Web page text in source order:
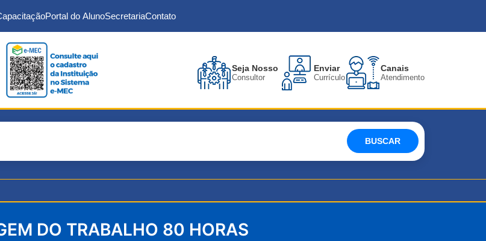
Portal do AlunoSecretariaContato
Seja Nosso
Consultor
Enviar
Currículo
Canais
Atendimento
BUSCAR
DO TRABALHO 80 HORAS